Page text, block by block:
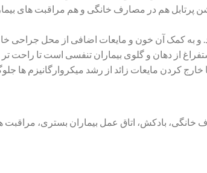
دقیقه را دارد. این ساکشن پرتابل هم در مصارف خانگی و هم
به کمک آن خون و مایعات اضافی از محل جراحی
از دهان و گلوی بیماران تنفسی است تا راحت تر
کردن مایعات زائد از رشد میکروارگانیزم ها
بادکش، اتاق عمل بیماران بستری،